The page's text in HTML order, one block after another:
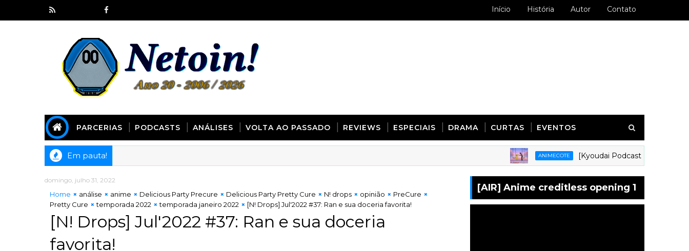
Início História Autor Contato
PARCERIAS PODCASTS ANÁLISES VOLTA AO PASSADO REVIEWS ESPECIAIS DRAMA CURTAS EVENTOS
Em pauta! ANIMECOTE [Kyoudai Podcast 281] Animes em
domingo, julho 31, 2022
Home análise anime Delicious Party Precure Delicious Party Pretty Cure N! drops opinião
PreCure
Pretty Cure
temporada 2022 temporada janeiro 2022 [N! Drops] Jul'2022 #37: Ran e sua doceria favorita!
[N! Drops] Jul'2022 #37: Ran e sua doceria
favorita!
[AIR] Anime creditless opening 1